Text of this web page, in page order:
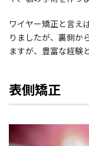
ワイヤー矯正と言え
りましたが、裏側か
ますが、豊富な経験
表側矯正